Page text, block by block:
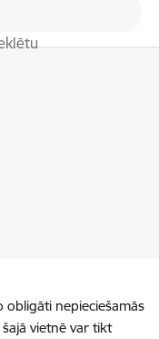
obligāti nepieciešamās
vietnē var tikt